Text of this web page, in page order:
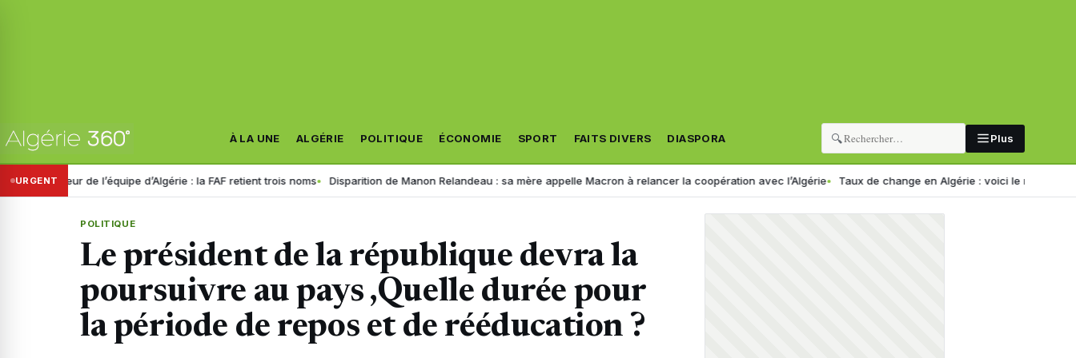
À LA UNE ALGÉRIE POLITIQUE ÉCONOMIE SPORT FAITS DIVERS DIASPORA 🔍 Plus
URGENTde l’équipe d’Algérie : la FAF retient trois noms Disparition de Manon Relandeau : sa mère appelle Macron à relancer la coopération avec l’Algérie Taux de change en Algérie : voici le nouveau cours de
POLITIQUE
Le président de la république devra la
poursuivre au pays ,Quelle durée pour
la période de repos et de rééducation ?